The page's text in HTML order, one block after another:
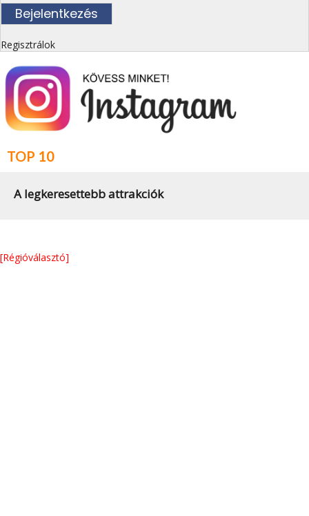
Regisztrálok
TOP 10
A legkeresettebb attrakciók
[Régióválasztó]